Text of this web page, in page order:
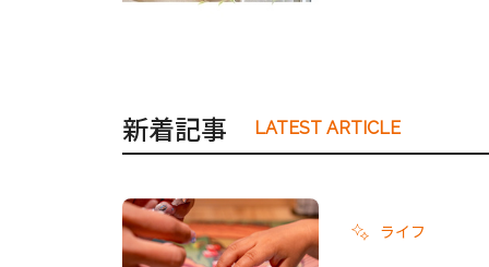
新着記事 LATEST ARTICLE
ライフ